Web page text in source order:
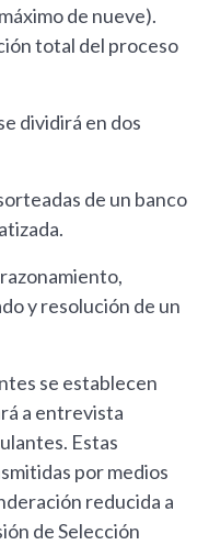
de nueve).
total del proceso
dividirá en dos
de un banco
y resolución de un
se establecen
a entrevista
Estas
por medios
reducida a
de Selección